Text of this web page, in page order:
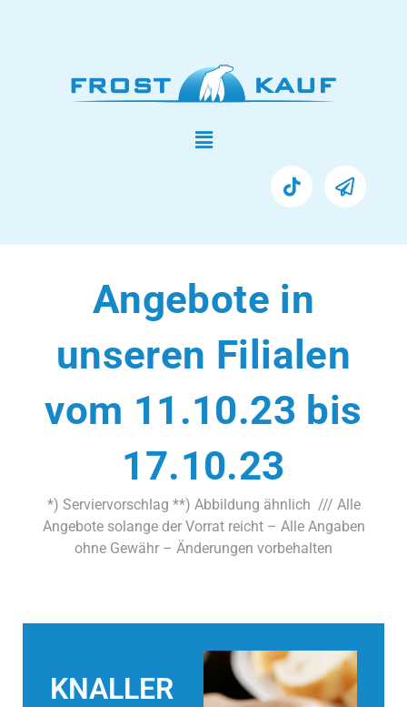
Angebote in
unseren Filialen
vom 11.10.23 bis
17.10.23
*) Serviervorschlag **) Abbildung ähnlich /// Alle
Angebote solange der Vorrat reicht – Alle Angaben
ohne Gewähr – Änderungen vorbehalten
KNALLER